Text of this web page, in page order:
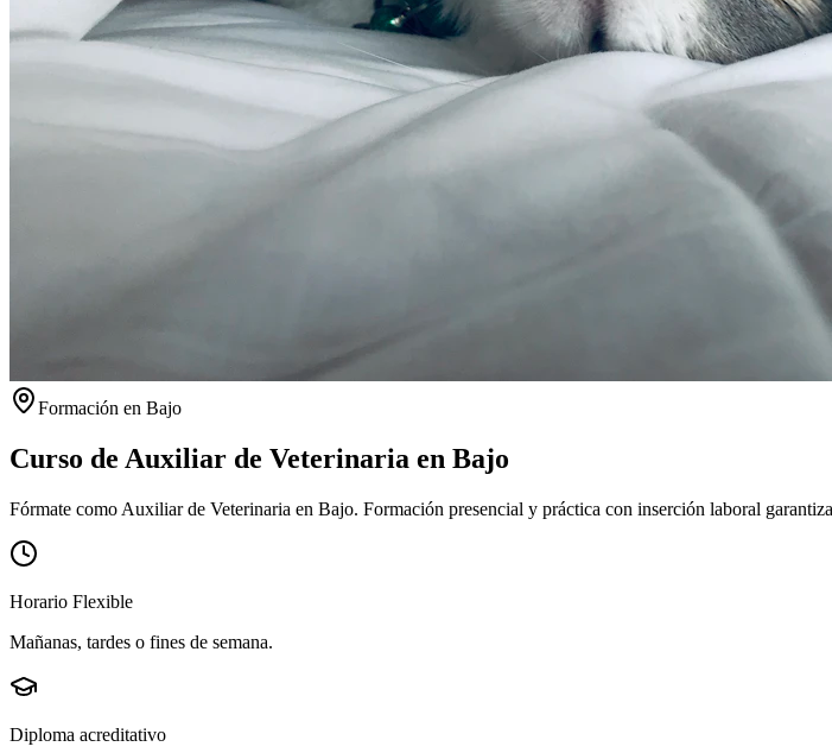
Formación en Bajo
Curso de Auxiliar de Veterinaria en Bajo
Fórmate como Auxiliar de Veterinaria en Bajo. Formación presencial y práctica con inserción laboral
Horario Flexible
Mañanas, tardes o fines de semana.
Diploma acreditativo